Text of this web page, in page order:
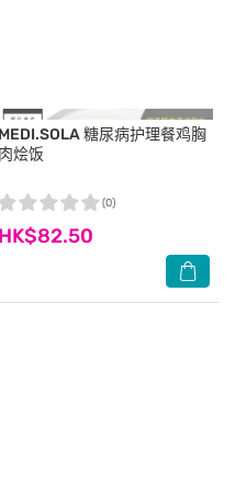
MEDI.SOLA糖尿病护理餐鸡胸
肉烩饭
HK$82.50
(0)